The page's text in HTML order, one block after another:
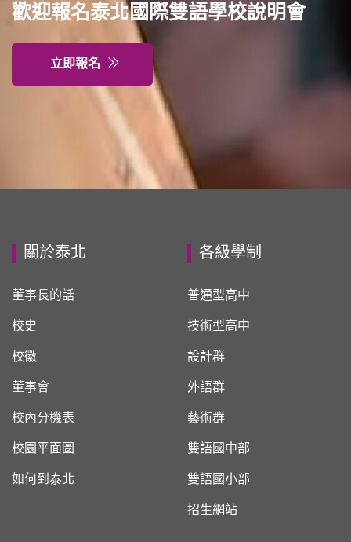
歡迎報名泰北國際雙語學校說明會
立即報名
關於泰北
董事長的話
校史
校徽
董事會
校內分機表
校園平面圖
如何到泰北
各級學制
普通型高中
技術型高中
設計群
外語群
藝術群
雙語國中部
雙語國小部
招生網站